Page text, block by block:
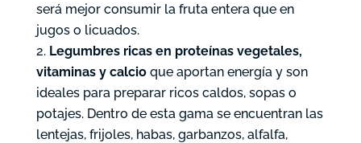
será mejor consumir la fruta entera que en
jugos o licuados.
Legumbres ricas en proteínas vegetales,
vitaminas y calcioque aportan energía y son
ideales para preparar ricos caldos, sopas o
potajes. Dentro de esta gama se encuentran las
lentejas, frijoles, habas, garbanzos, alfalfa,